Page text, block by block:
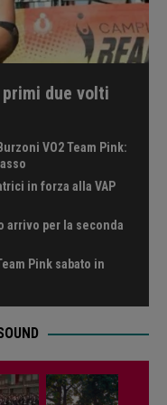
due volti
VO2 Team Pink:
in forza alla VAP
arrivo per la seconda
Pink sabato in